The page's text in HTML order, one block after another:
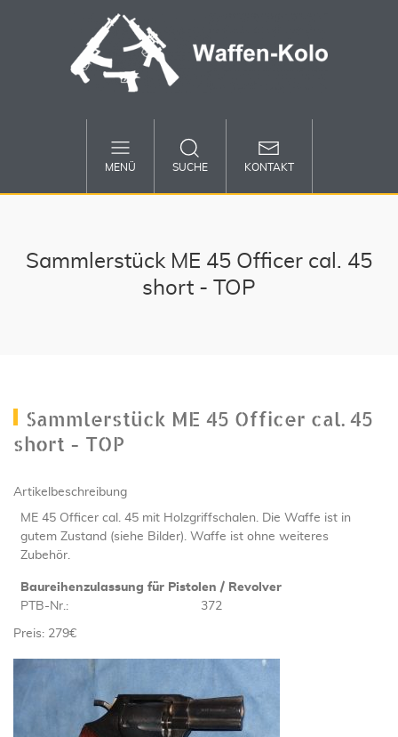
MENÜ SUCHE KONTAKT
Sammlerstück ME 45 Officer cal. 45
short - TOP
Sammlerstück ME 45 Officer cal. 45
short - TOP
Artikelbeschreibung
ME 45 Officer cal. 45 mit Holzgriffschalen. Die Waffe ist in
gutem Zustand (siehe Bilder). Waffe ist ohne weiteres
Zubehör.
Baureihenzulassung für Pistolen / Revolver
PTB-Nr.:
372
Preis: 279€